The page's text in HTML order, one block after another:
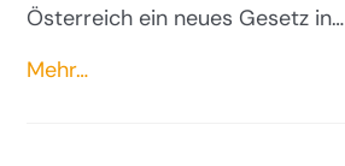
Österreich ein neues Gesetz in…
Mehr…